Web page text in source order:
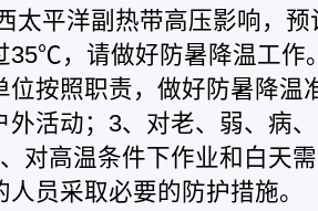
太平洋副热带高压影响，
35℃，请做好防暑降温工作
位按照职责，做好防暑降温
外活动；3、对老、弱、病
对高温条件下作业和白天
人员采取必要的防护措施。